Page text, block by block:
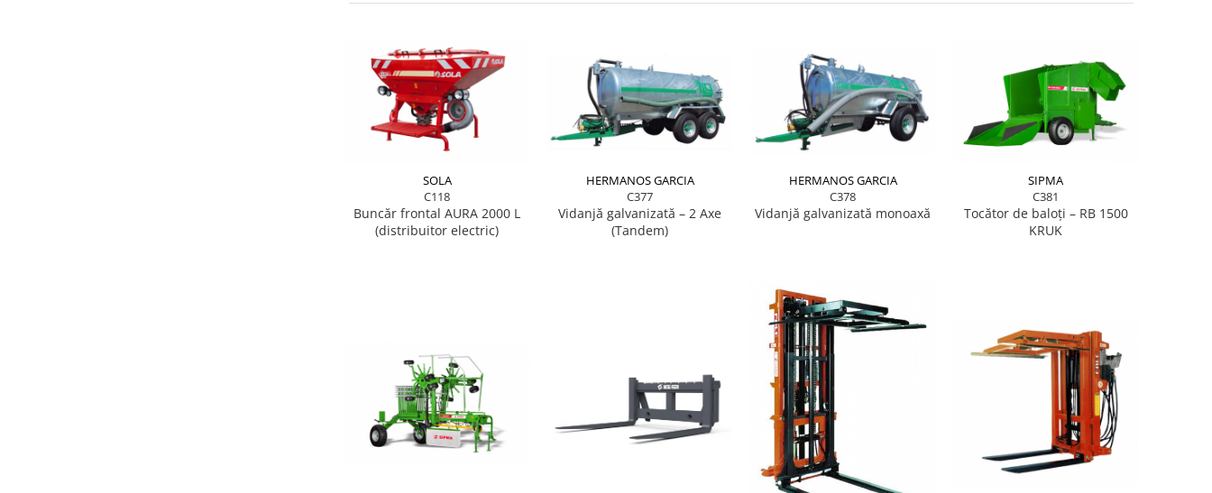
SOLA
C118
Buncăr frontal AURA 2000 L
(distribuitor electric)
HERMANOS GARCIA
C377
Vidanjă galvanizată – 2 Axe
(Tandem)
HERMANOS GARCIA
C378
Vidanjă galvanizată monoaxă
SIPMA
C381
Tocător de baloți – RB 1500
KRUK